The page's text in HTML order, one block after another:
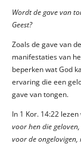
Wordt de gave van
Geest?
Zoals de gave van
manifestaties van
beperken wat God
ervaring die een
gave van tongen.
In 1 Kor. 14:22 lezen
voor hen die
voor de ongelovigen,